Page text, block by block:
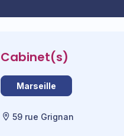
Cabinet(s)
Marseille
59 rue Grignan